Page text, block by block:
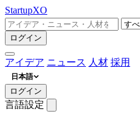
StartupXO
ログイン
アイデア ニュース 人材 採用
日本語
ログイン
言語設定